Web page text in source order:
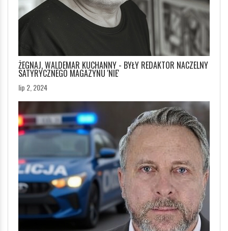
ŻEGNAJ, WALDEMAR KUCHANNY - BYŁY REDAKTOR NACZELNY
SATYRYCZNEGO MAGAZYNU 'NIE'
lip 2, 2024